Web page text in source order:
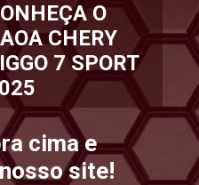
O
CHERY
7 SPORT
cima e
site!